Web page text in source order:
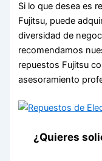
Si lo que desea es
Fujitsu, puede
diversidad de
recomendamos
repuestos Fujitsu
asesoramiento
¿Quieres